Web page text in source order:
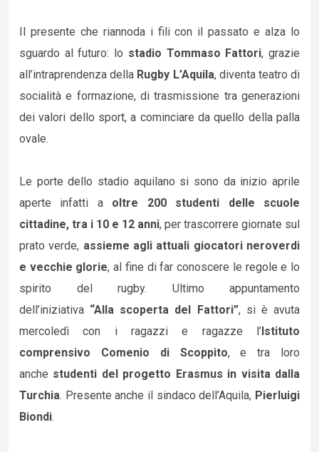
Il presente che riannoda i fili con il passato e alza lo
sguardo al futuro: lo stadio Tommaso Fattori, grazie
all’intraprendenza della Rugby L’Aquila, diventa teatro di
socialità e formazione, di trasmissione tra generazioni
dei valori dello sport, a cominciare da quello della palla
ovale.
Le porte dello stadio aquilano si sono da inizio aprile
aperte infatti a oltre 200 studenti delle scuole
cittadine, tra i 10 e 12 anni, per trascorrere giornate sul
prato verde, assieme agli attuali giocatori neroverdi
e vecchie glorie, al fine di far conoscere le regole e lo
spirito del rugby. Ultimo appuntamento
dell’iniziativa “Alla scoperta del Fattori”, si è avuta
mercoledì con i ragazzi e ragazze l’Istituto
comprensivo Comenio di Scoppito, e tra loro
anche studenti del progetto Erasmus in visita dalla
Turchia. Presente anche il sindaco dell’Aquila, Pierluigi
Biondi.